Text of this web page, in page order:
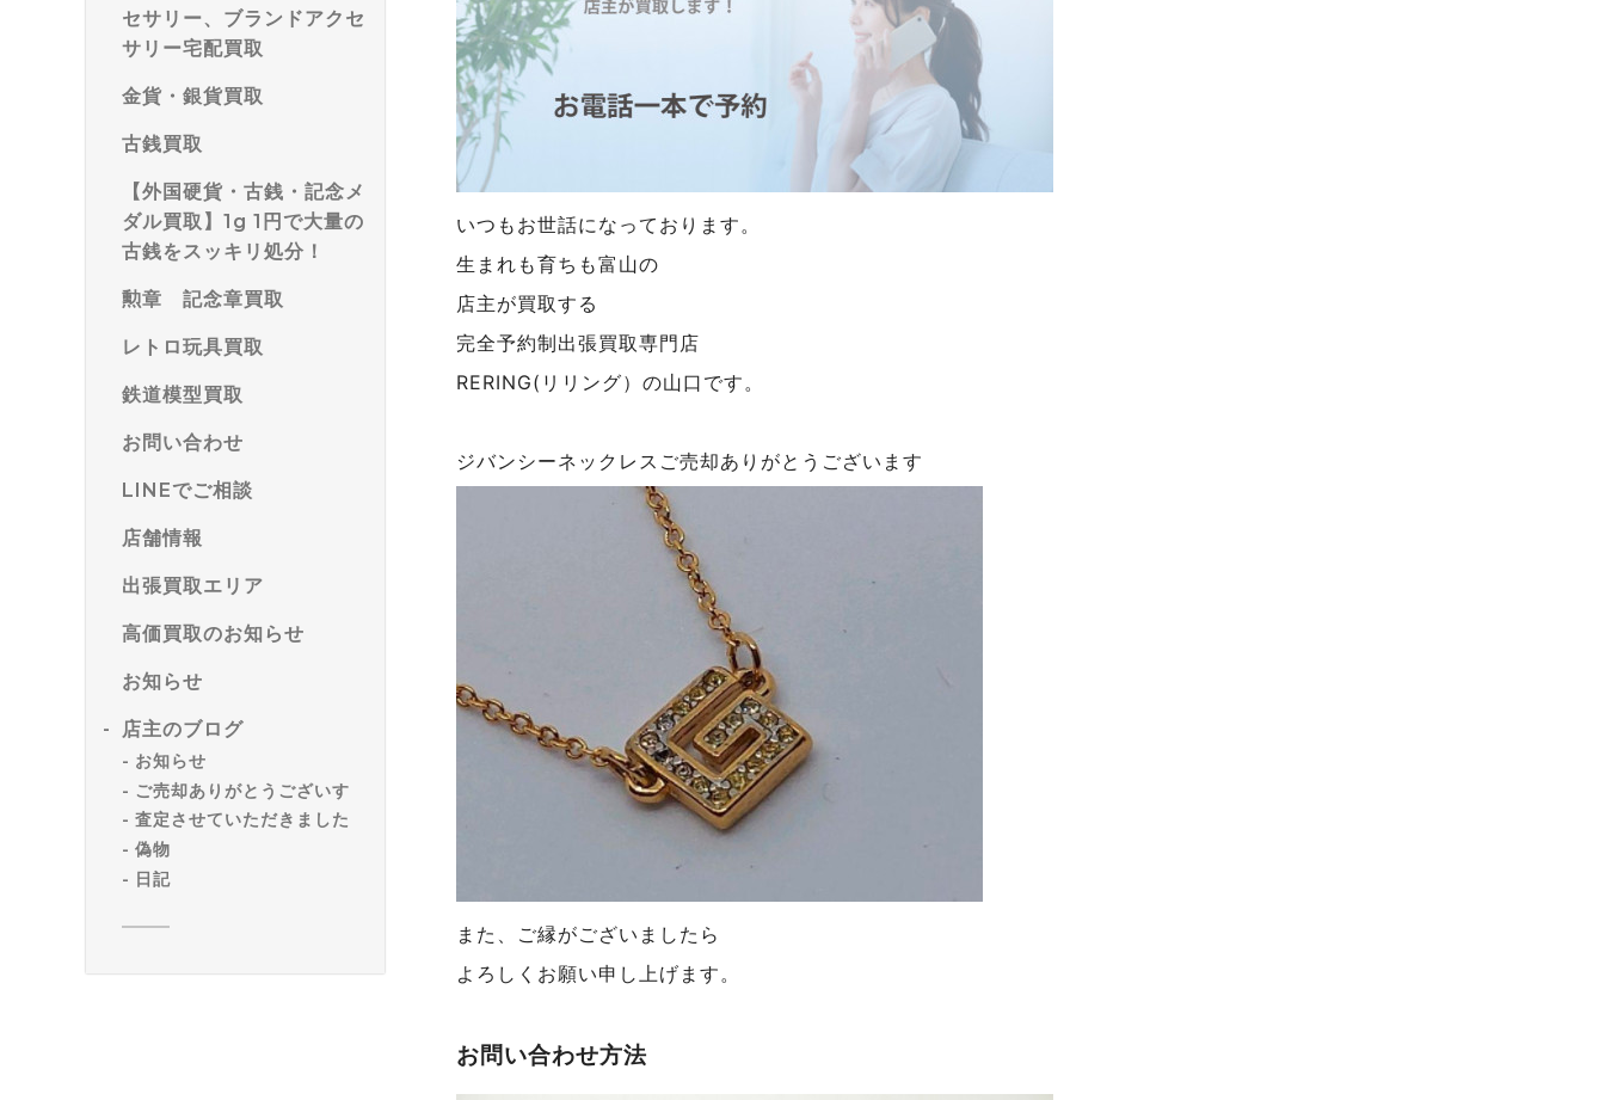
セサリー、ブランドアクセ
サリー宅配買取
金貨・銀貨買取
古銭買取
【外国硬貨・古銭・記念メ
ダル買取】1g 1円で大量の
古銭をスッキリ処分！
勲章 記念章買取
レトロ玩具買取
鉄道模型買取
お問い合わせ
LINEでご相談
店舗情報
出張買取エリア
高価買取のお知らせ
お知らせ
店主のブログ
お知らせ
ご売却ありがとうございす
査定させていただきました
偽物
日記
いつもお世話になっております。
生まれも育ちも富山の
店主が買取する
完全予約制出張買取専門店
RERING(リリング）の山口です。
ジバンシーネックレスご売却ありがとうございます
また、ご縁がございましたら
よろしくお願い申し上げます。
お問い合わせ方法